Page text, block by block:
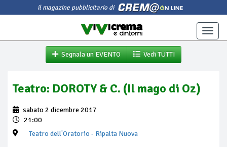
il magazine pubblicitario di
Toggle
Segnala un EVENTO
Vedi TUTTI
Teatro: DOROTY & C. (Il mago di Oz)
sabato 2 dicembre 2017
21:00
Teatro dell'Oratorio - Ripalta Nuova